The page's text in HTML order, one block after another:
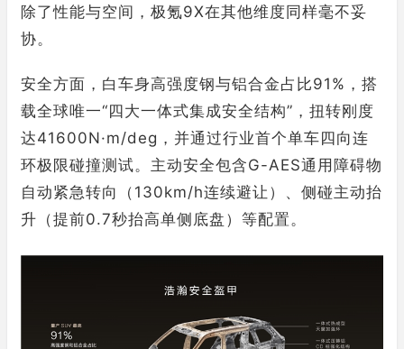
除了性能与空间，极氪9X在其他维度同样毫不妥
协。
安全方面，白车身高强度钢与铝合金占比91%，搭
载全球唯一“四大一体式集成安全结构”，扭转刚度
达41600N·m/deg，并通过行业首个单车四向连
环极限碰撞测试。主动安全包含G-AES通用障碍物
自动紧急转向（130km/h连续避让）、侧碰主动抬
升（提前0.7秒抬高单侧底盘）等配置。